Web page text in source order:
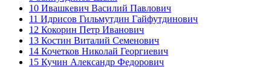
10 Ивашкевич Василий Павлович
11 Идрисов Гильмутдин Гайфутдинович
12 Кокорин Петр Иванович
13 Костин Виталий Семенович
14 Кочетков Николай Георгиевич
15 Кучин Александр Федорович